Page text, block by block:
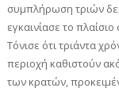
συμπλήρωση τριών
εγκαινίασε το
Τόνισε ότι τριάντα
περιοχή καθιστούν
των κρατών,